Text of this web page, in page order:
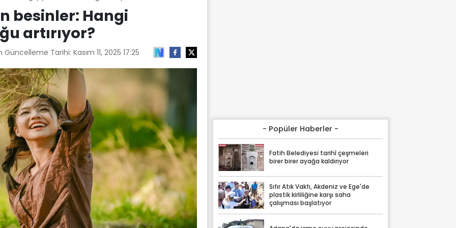
besinler: Hangi
artırıyor?
Güncelleme Tarihi: Kasım 11, 2025 17:25
- Popüler Haberler -
Fatih Belediyesi tarihî çeşmeleri
birer birer ayağa kaldırıyor
Sıfır Atık Vakfı, Akdeniz ve Ege'de
plastik kirliliğine karşı saha
çalışması başlatıyor